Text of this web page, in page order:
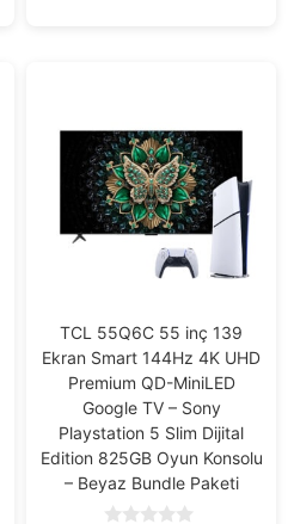
TCL 55Q6C 55 inç 139
Ekran Smart 144Hz 4K UHD
Premium QD-MiniLED
Google TV – Sony
Playstation 5 Slim Dijital
Edition 825GB Oyun Konsolu
– Beyaz Bundle Paketi